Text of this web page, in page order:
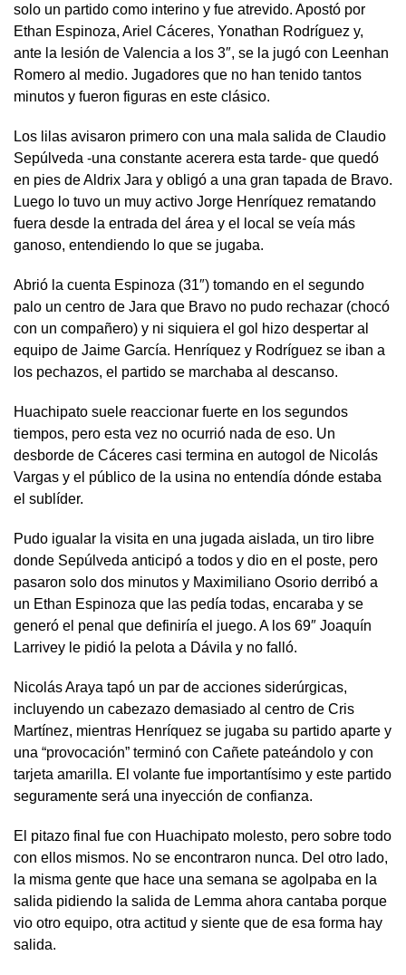
solo un partido como interino y fue atrevido. Apostó por
Ethan Espinoza, Ariel Cáceres, Yonathan Rodríguez y,
ante la lesión de Valencia a los 3″, se la jugó con Leenhan
Romero al medio. Jugadores que no han tenido tantos
minutos y fueron figuras en este clásico.
Los lilas avisaron primero con una mala salida de Claudio
Sepúlveda -una constante acerera esta tarde- que quedó
en pies de Aldrix Jara y obligó a una gran tapada de Bravo.
Luego lo tuvo un muy activo Jorge Henríquez rematando
fuera desde la entrada del área y el local se veía más
ganoso, entendiendo lo que se jugaba.
Abrió la cuenta Espinoza (31″) tomando en el segundo
palo un centro de Jara que Bravo no pudo rechazar (chocó
con un compañero) y ni siquiera el gol hizo despertar al
equipo de Jaime García. Henríquez y Rodríguez se iban a
los pechazos, el partido se marchaba al descanso.
Huachipato suele reaccionar fuerte en los segundos
tiempos, pero esta vez no ocurrió nada de eso. Un
desborde de Cáceres casi termina en autogol de Nicolás
Vargas y el público de la usina no entendía dónde estaba
el sublíder.
Pudo igualar la visita en una jugada aislada, un tiro libre
donde Sepúlveda anticipó a todos y dio en el poste, pero
pasaron solo dos minutos y Maximiliano Osorio derribó a
un Ethan Espinoza que las pedía todas, encaraba y se
generó el penal que definiría el juego. A los 69″ Joaquín
Larrivey le pidió la pelota a Dávila y no falló.
Nicolás Araya tapó un par de acciones siderúrgicas,
incluyendo un cabezazo demasiado al centro de Cris
Martínez, mientras Henríquez se jugaba su partido aparte y
una “provocación” terminó con Cañete pateándolo y con
tarjeta amarilla. El volante fue importantísimo y este partido
seguramente será una inyección de confianza.
El pitazo final fue con Huachipato molesto, pero sobre todo
con ellos mismos. No se encontraron nunca. Del otro lado,
la misma gente que hace una semana se agolpaba en la
salida pidiendo la salida de Lemma ahora cantaba porque
vio otro equipo, otra actitud y siente que de esa forma hay
salida.